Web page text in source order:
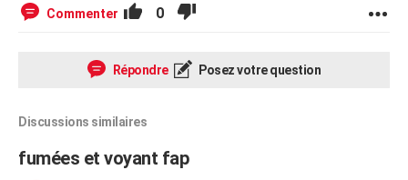
Commenter 0
Répondre Posez votre question
Discussions similaires
fumées et voyant fap